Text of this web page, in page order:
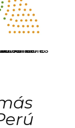
de la Bicameralidad.